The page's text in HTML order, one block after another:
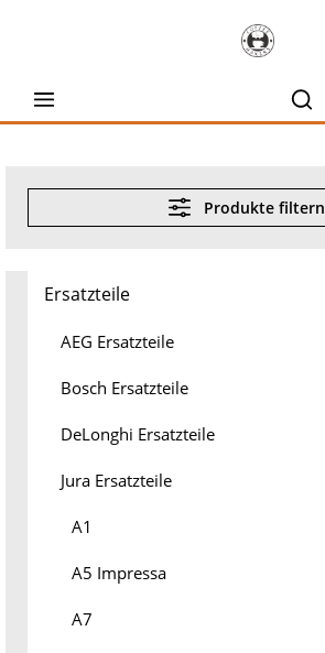
Produkte filtern
Ersatzteile
AEG Ersatzteile
Bosch Ersatzteile
DeLonghi Ersatzteile
Jura Ersatzteile
A1
A5 Impressa
A7